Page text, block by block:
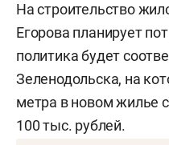
В планах создать там
Воплощать
АО «Ипотечное
поселка «Загородный
совета директоров
На строительство
Егорова планирует
политика будет
Зеленодольска, на
метра в новом жилье
100 тыс. рублей.